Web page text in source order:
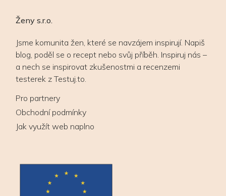
Ženy s.r.o.
Jsme komunita žen, které se navzájem inspirují. Napiš
blog, poděl se o recept nebo svůj příběh. Inspiruj nás –
a nech se inspirovat zkušenostmi a recenzemi
testerek z Testuj.to.
Pro partnery
Obchodní podmínky
Jak využít web naplno